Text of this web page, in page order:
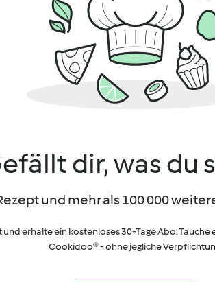
dir, was du
und mehr als 100 000
und erhalte ein kostenloses 30-Tage Abo. Tauche
Cookidoo® - ohne jegliche